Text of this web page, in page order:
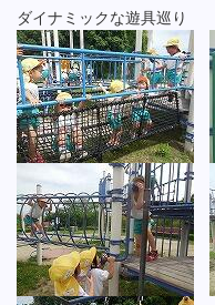
ダイナミックな遊具巡り